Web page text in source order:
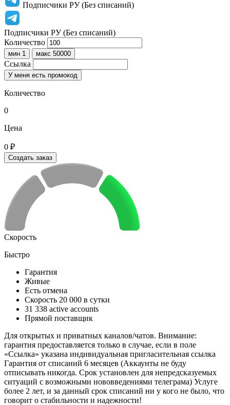
Подписчики РУ (Без списаний)
Подписчики РУ (Без списаний)
Количество
мин 1 макс 50000
Ссылка
У меня есть промокод
Количество
0
Цена
0 ₽
Создать заказ
Скорость
Быстро
Гарантия
Живые
Есть отмена
Скорость 20 000 в сутки
31 338 active accounts
Прямой поставщик
Для открытых и приватных каналов/чатов. Внимание:
гарантия предоставляется только в случае, если в поле
«Ссылка» указана индивидуальная пригласительная ссылка
Гарантия от списаний 6 месяцев (Аккаунты не буду
отписывать никогда. Срок установлен для непредсказуемых
ситуаций с возможными нововведениями телеграма) Услуге
более 2 лет, и за данный срок списаний ни у кого не было, что
говорит о стабильности и надежности!